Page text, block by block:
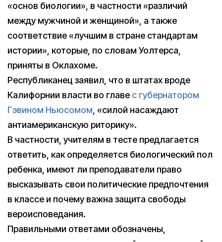
«основ биологии», в частности «различий
между мужчиной и женщиной», а также
соответствие «лучшим в стране стандартам
истории», которые, по словам Уолтерса,
приняты в Оклахоме.
Республиканец заявил, что в штатах вроде
Калифорнии власти во главе с губернатором
Гэвином Ньюсомом , «силой насаждают
антиамериканскую риторику».
В частности, учителям в тесте предлагается
ответить, как определяется биологический пол
ребенка, имеют ли преподаватели право
высказывать свои политические предпочтения
в классе и почему важна защита свободы
вероисповедания.
Правильными ответами обозначены,